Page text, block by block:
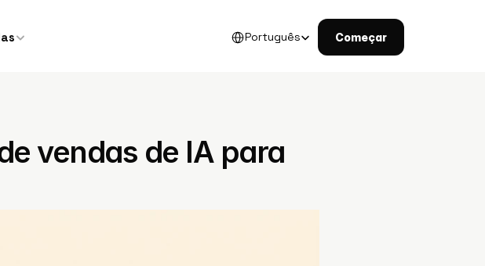
Português Começar
vendas de IA para